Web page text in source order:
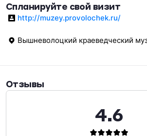
Спланируйте свой визит
http://muzey.provolochek.ru/
Вышневолоцкий краеведческий
Отзывы
4.6